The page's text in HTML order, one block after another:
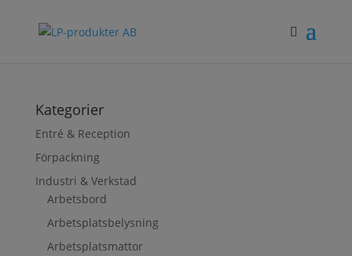
Kategorier
Entré & Reception
Förpackning
Industri & Verkstad
Arbetsbord
Arbetsplatsbelysning
Arbetsplatsmattor